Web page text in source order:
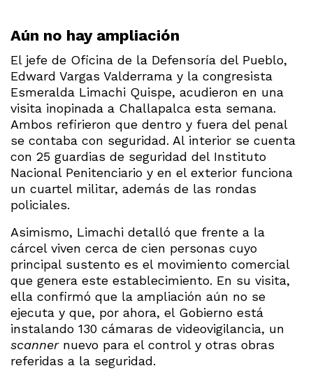
Aún no hay ampliación
El jefe de Oficina de la Defensoría del Pueblo,
Edward Vargas Valderrama y la congresista
Esmeralda Limachi Quispe, acudieron en una
visita inopinada a Challapalca esta semana.
Ambos refirieron que dentro y fuera del penal
se contaba con seguridad. Al interior se cuenta
con 25 guardias de seguridad del Instituto
Nacional Penitenciario y en el exterior funciona
un cuartel militar, además de las rondas
policiales.
Asimismo, Limachi detalló que frente a la
cárcel viven cerca de cien personas cuyo
principal sustento es el movimiento comercial
que genera este establecimiento. En su visita,
ella confirmó que la ampliación aún no se
ejecuta y que, por ahora, el Gobierno está
instalando 130 cámaras de videovigilancia, un
scannernuevo para el control y otras obras
referidas a la seguridad.